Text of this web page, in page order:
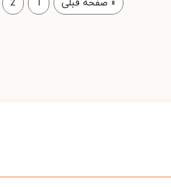
« صفحه قبلی 1
2